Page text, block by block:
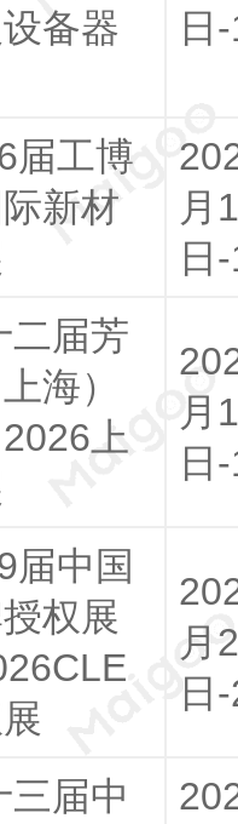
备器
日
届工博
新材
月
日
二届芳
海）
上
月
日
届中国
权展
月
日
三届中